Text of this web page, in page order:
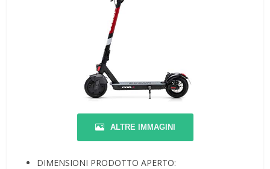
ALTRE IMMAGINI
DIMENSIONI PRODOTTO APERTO: